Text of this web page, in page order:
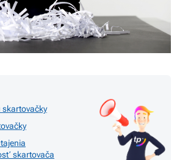
skartovačky
skartovača